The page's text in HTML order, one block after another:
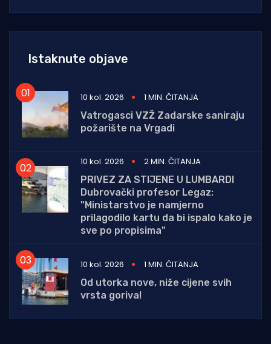
Istaknute objave
10 kol. 2026
1 MIN. ČITANJA
Vatrogasci VZŽ Zadarske saniraju
požarište na Vrgadi
10 kol. 2026
2 MIN. ČITANJA
PRIVEZ ZA STIJENE U LUMBARDI
Dubrovački profesor Legaz:
"Ministarstvo je namjerno
prilagodilo kartu da bi ispalo kako je
sve po propisima"
10 kol. 2026
1 MIN. ČITANJA
Od utorka nove, niže cijene svih
vrsta goriva!